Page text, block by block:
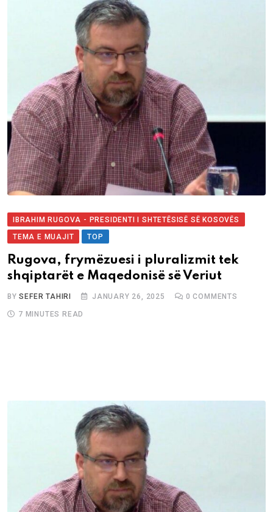
IBRAHIM RUGOVA - PRESIDENTI I SHTETËSISË SË KOSOVËS
TEMA E MUAJIT
TOP
Rugova, frymëzuesi i pluralizmit tek
shqiptarët e Maqedonisë së Veriut
BYSEFER TAHIRI JANUARY 26, 2025 0 COMMENTS
7 MINUTES READ